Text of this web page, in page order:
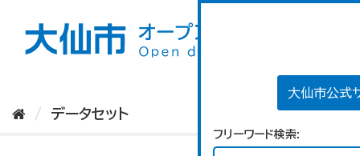
大仙市公式
フリーワード検索
データセット